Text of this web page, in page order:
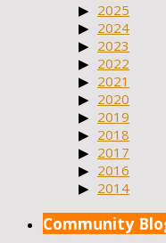
2025
2024
2023
2022
2021
2020
2019
2018
2017
2016
2014
Community